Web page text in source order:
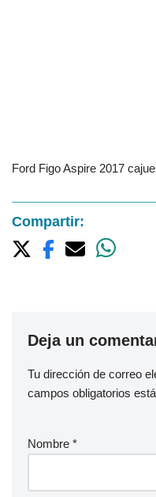
Ford Figo Aspire 2017
Compartir:
Deja un
Tu dirección de correo
campos obligatorios
Nombre *